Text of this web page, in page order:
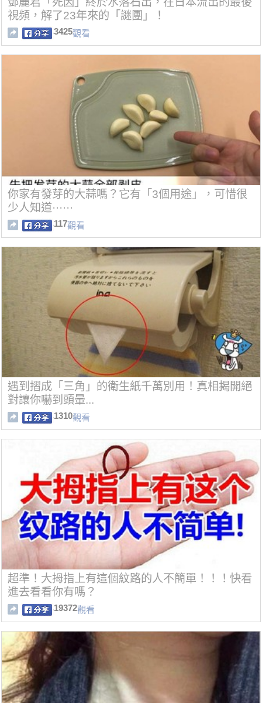
視頻，解了23年來的「謎團」！
3425觀看
你家有發芽的大蒜嗎？它有「3個用途」，可惜很
少人知道······
117觀看
遇到摺成「三角」的衛生紙千萬別用！真相揭開絕
對讓你嚇到頭暈...
1310觀看
超準！大拇指上有這個紋路的人不簡單！！！快看
進去看看你有嗎？
19372觀看